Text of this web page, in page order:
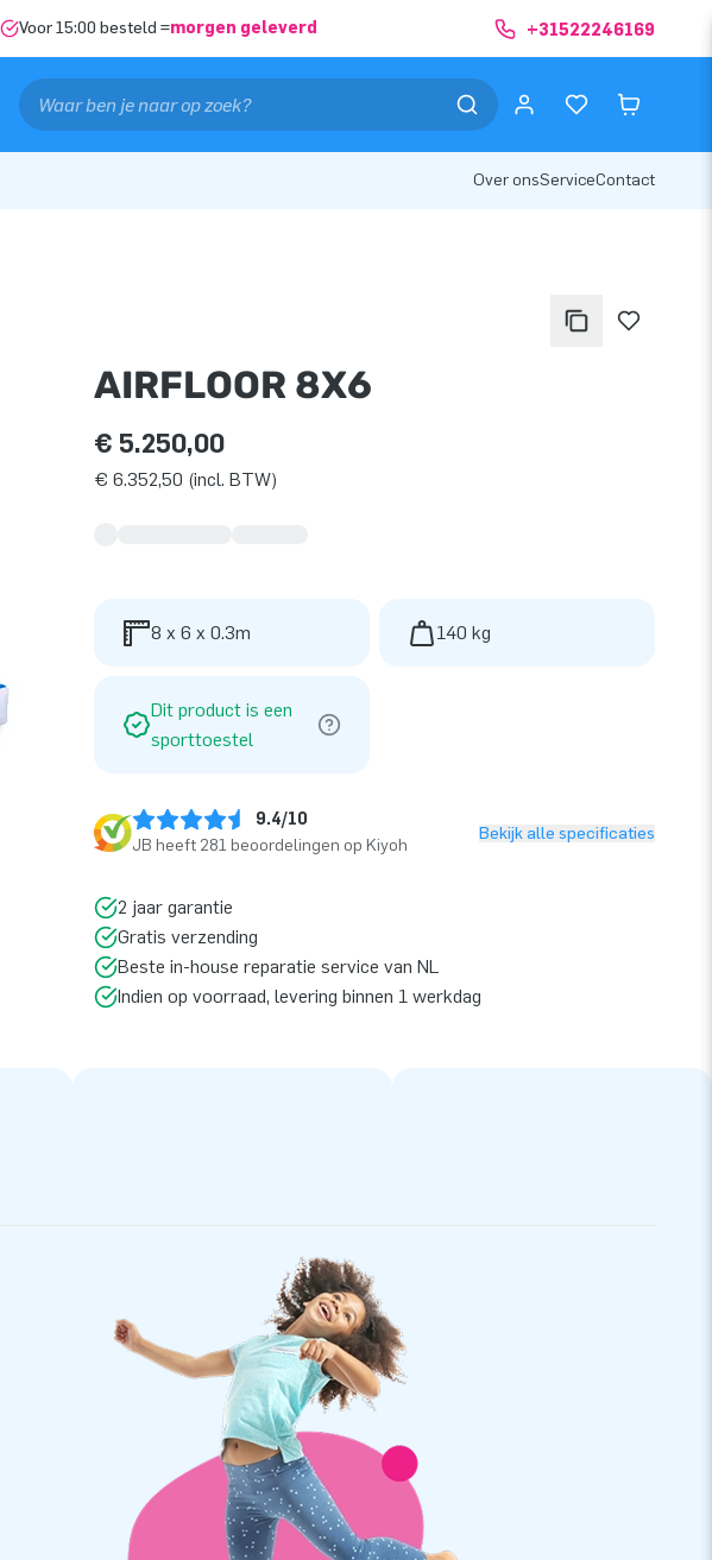
Voor 15:00 besteld =morgen geleverd +31522246169
Over onsServiceContact
AIRFLOOR 8X6
€ 5.250,00
€ 6.352,50 (incl. BTW)
8 x 6 x 0.3m 140 kg
Dit product is een
sporttoestel
9.4/10
JB heeft 281 beoordelingen op Kiyoh
Bekijk alle specificaties
2 jaar garantie
Gratis verzending
Beste in-house reparatie service van NL
Indien op voorraad, levering binnen 1 werkdag